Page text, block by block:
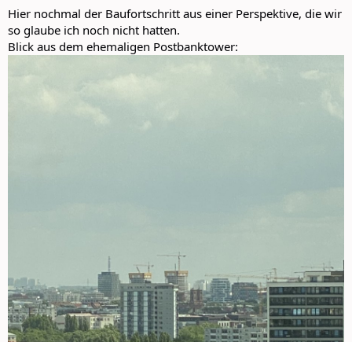
Hier nochmal der Baufortschritt aus einer Perspektive, die wir
so glaube ich noch nicht hatten.
Blick aus dem ehemaligen Postbanktower: